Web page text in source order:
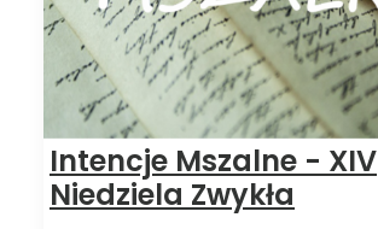
Intencje Mszalne - XIV
Niedziela Zwykła